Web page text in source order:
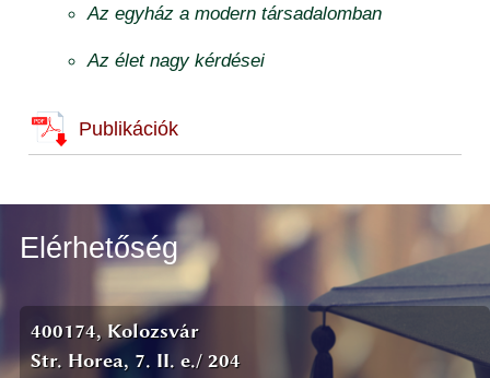
Az egyház a modern társadalomban
Az élet nagy kérdései
Publikációk
Elérhetőség
400174, Kolozsvár
Str. Horea, 7. II. e./ 204